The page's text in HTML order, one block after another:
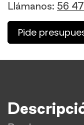
Llámanos: 56
Pide